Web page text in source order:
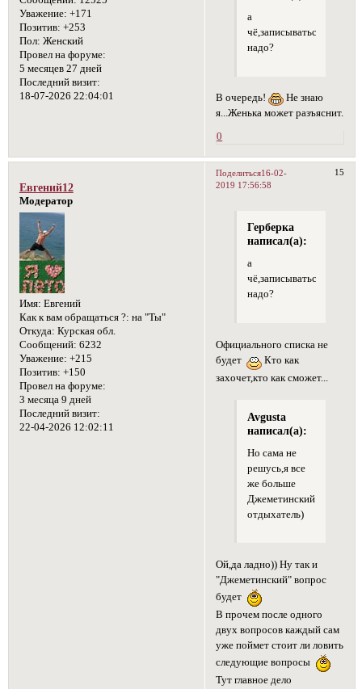
Уважение: +171
Позитив: +253
Пол: Женский
Провел на форуме:
5 месяцев 27 дней
Последний визит:
18-07-2026 22:04:01
а
чё,записываться
надо?
В очередь!
Не знаю
я...Женька может разъяснит.
0
Поделиться 15
16-02-
2019 17:56:58
Евгений12
Модератор
Имя: Евгений
Как к вам обращаться ?: на "Ты"
Откуда: Курская обл.
Сообщений: 6232
Уважение: +215
Позитив: +150
Провел на форуме:
3 месяца 9 дней
Последний визит:
22-04-2026 12:02:11
Герберка
написал(а):
а
чё,записываться
надо?
Официального списка не
будет
Кто как
захочет,кто как сможет...
Avgusta
написал(а):
Но сама не
решусь,я все
же больше
Джеметинский
отдыхатель)
Ой,да ладно)) Ну так и
"Джеметинский" вопрос
будет
В прочем после одного
двух вопросов каждый сам
уже поймет стоит ли ловить
следующие вопросы
Тут главное дело